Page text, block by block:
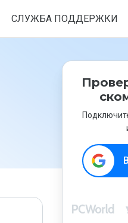
СЛУЖБА ПОДДЕРЖКИ